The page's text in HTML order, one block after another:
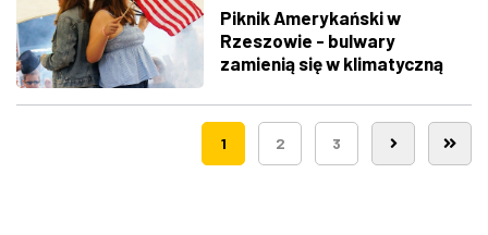
Piknik Amerykański w
Rzeszowie - bulwary
zamienią się w klimatyczną
1 2 3